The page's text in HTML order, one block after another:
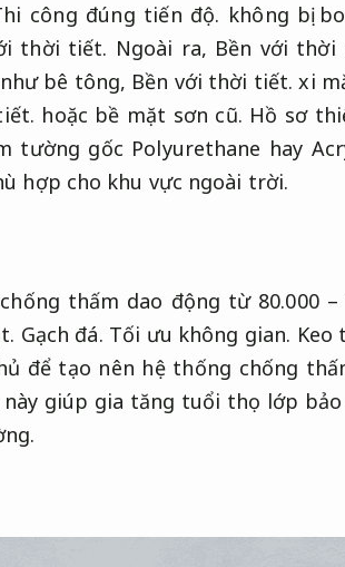
công đúng tiến độ. không bị
thời tiết. Ngoài ra, Bền với thời
bê tông, Bền với thời tiết. xi
hoặc bề mặt sơn cũ. Hồ sơ
tường gốc Polyurethane hay
hợp cho khu vực ngoài trời.
thấm dao động từ 80.000 –
Gạch đá. Tối ưu không gian. Keo
để tạo nên hệ thống chống
giúp gia tăng tuổi thọ lớp